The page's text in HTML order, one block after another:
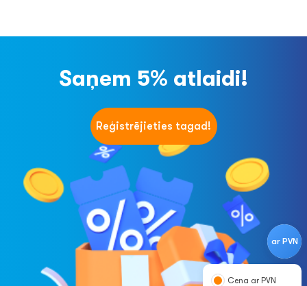
ar PVN
Cena ar PVN
Saņem 5% atlaidi!
Reģistrējieties tagad!